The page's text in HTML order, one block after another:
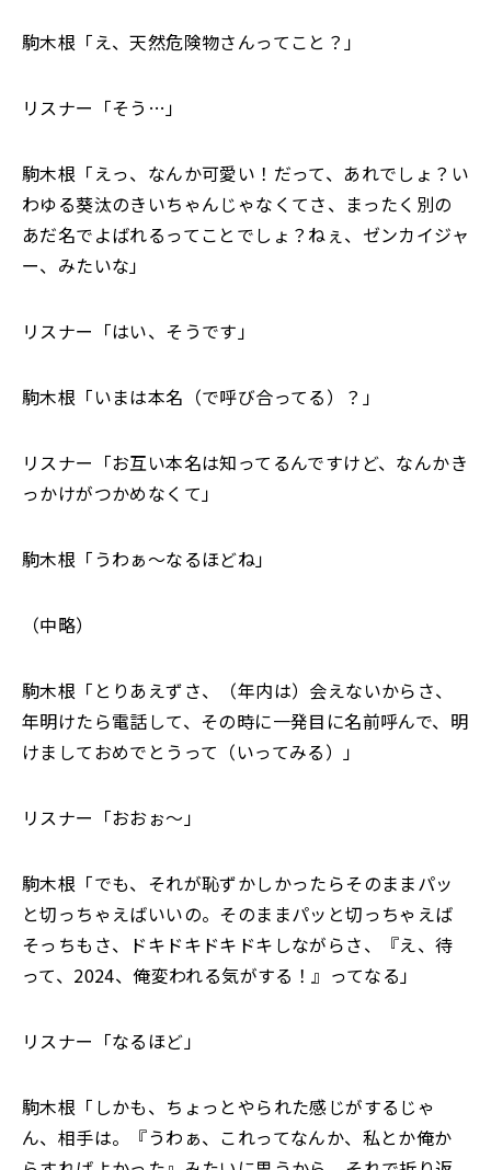
駒木根「え、天然危険物さんってこと？」
リスナー「そう…」
駒木根「えっ、なんか可愛い！だって、あれでしょ？い
わゆる葵汰のきいちゃんじゃなくてさ、まったく別の
あだ名でよばれるってことでしょ？ねぇ、ゼンカイジャ
ー、みたいな」
リスナー「はい、そうです」
駒木根「いまは本名（で呼び合ってる）？」
リスナー「お互い本名は知ってるんですけど、なんかき
っかけがつかめなくて」
駒木根「うわぁ～なるほどね」
（中略）
駒木根「とりあえずさ、（年内は）会えないからさ、
年明けたら電話して、その時に一発目に名前呼んで、明
けましておめでとうって（いってみる）」
リスナー「おおぉ～」
駒木根「でも、それが恥ずかしかったらそのままパッ
と切っちゃえばいいの。そのままパッと切っちゃえば
そっちもさ、ドキドキドキドキしながらさ、『え、待
って、2024、俺変われる気がする！』ってなる」
リスナー「なるほど」
駒木根「しかも、ちょっとやられた感じがするじゃ
ん、相手は。『うわぁ、これってなんか、私とか俺か